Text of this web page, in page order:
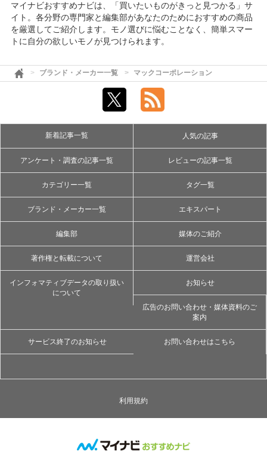
マイナビおすすめナビは、「買いたいものがきっと見つかる」サ
イト。各分野の専門家と編集部があなたのためにおすすめの商品
を厳選してご紹介します。モノ選びに悩むことなく、簡単スマー
トに自分の欲しいモノが見つけられます。
ブランド・メーカー一覧 マックコーポレーション
新着記事一覧 人気の記事
アンケート・調査の記事一覧 レビューの記事一覧
カテゴリー一覧 タグ一覧
ブランド・メーカー一覧 エキスパート
編集部 媒体のご紹介
著作権と転載について 運営会社
インフォマティブデータの取り扱い
について
お知らせ
広告のお問い合わせ・媒体資料のご
案内
サービス終了のお知らせ お問い合わせはこちら
利用規約